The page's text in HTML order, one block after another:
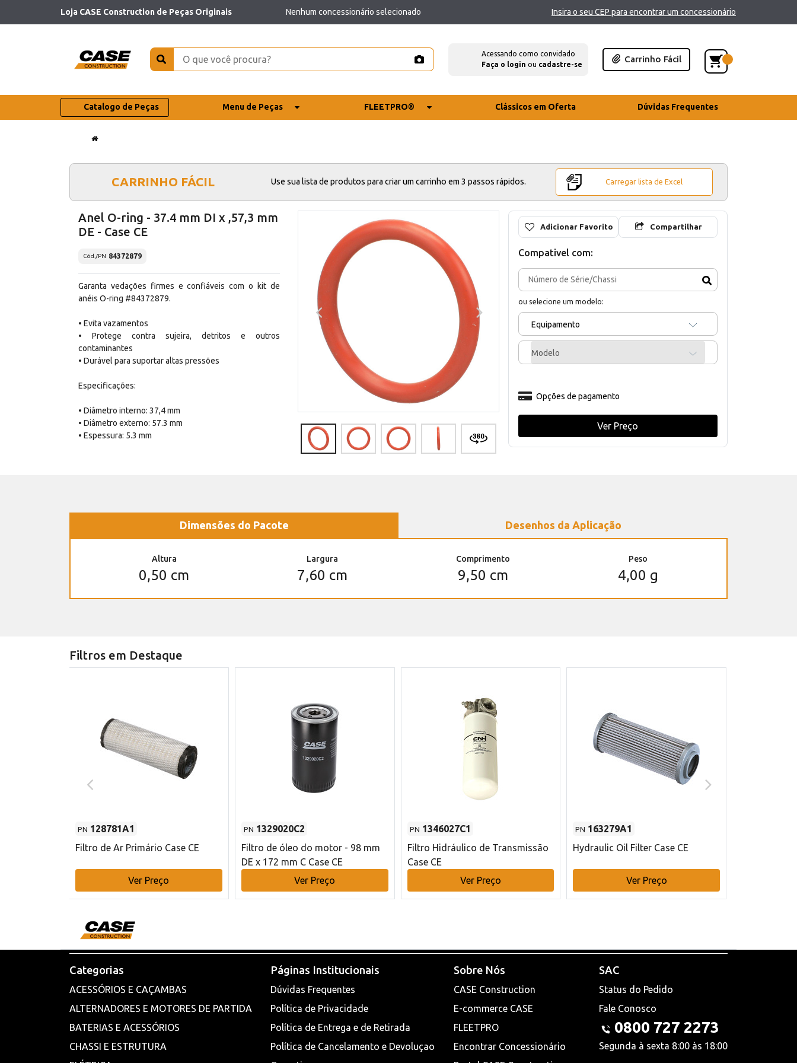
Loja CASE Construction de Peças Originais Nenhum concessionário selecionado Insira o seu CEP para encontrar um concessionário
Acessando como convidado
Faça o login ou cadastre-se
Carrinho Fácil
Catalogo de Peças Menu de Peças FLEETPRO® Clássicos em Oferta Dúvidas Frequentes
CARRINHO FÁCIL Use sua lista de produtos para criar um carrinho em 3 passos rápidos. Carregar lista de Excel
Anel O-ring - 37.4 mm DI x ,57,3 mm
DE - Case CE
Cód./PN 84372879
Garanta vedações firmes e confiáveis com o kit de
anéis O-ring #84372879.
• Evita vazamentos
• Protege contra sujeira, detritos e outros
contaminantes
• Durável para suportar altas pressões
Especificações:
• Diâmetro interno: 37,4 mm
• Diâmetro externo: 57.3 mm
• Espessura: 5.3 mm
Adicionar Favorito Compartilhar
Compativel com:
ou selecione um modelo:
Equipamento
Modelo
Opções de pagamento
Ver Preço
Dimensões do Pacote Desenhos da Aplicação
Altura
0,50 cm
Largura
7,60 cm
Comprimento
9,50 cm
Peso
4,00 g
Filtros em Destaque
PN 128781A1
Filtro de Ar Primário Case CE
Ver Preço
PN 1329020C2
Filtro de óleo do motor - 98 mm
DE x 172 mm C Case CE
Ver Preço
PN 1346027C1
Filtro Hidráulico de Transmissão
Case CE
Ver Preço
PN 163279A1
Hydraulic Oil Filter Case CE
Ver Preço
Categorias
ACESSÓRIOS E CAÇAMBAS
ALTERNADORES E MOTORES DE PARTIDA
BATERIAS E ACESSÓRIOS
CHASSI E ESTRUTURA
Páginas Institucionais
Dúvidas Frequentes
Política de Privacidade
Política de Entrega e de Retirada
Política de Cancelamento e Devoluçao
Sobre Nós
CASE Construction
E-commerce CASE
FLEETPRO
Encontrar Concessionário
SAC
Status do Pedido
Fale Conosco
0800 727 2273
Segunda à sexta 8:00 às 18:00